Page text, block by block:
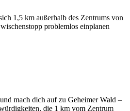
1,5 km außerhalb des Zentrums von
problemlos einplanen
mach dich auf zu Geheimer Wald –
die 1 km vom Zentrum